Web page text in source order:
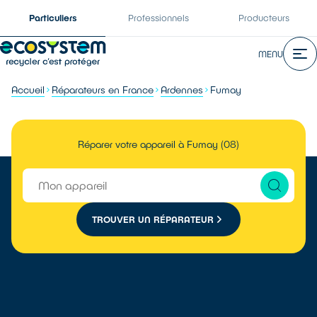
Particuliers Professionnels Producteurs
MENU
Accueil Réparateurs en France Ardennes Fumay
Réparer votre appareil à Fumay (08)
TROUVER UN RÉPARATEUR